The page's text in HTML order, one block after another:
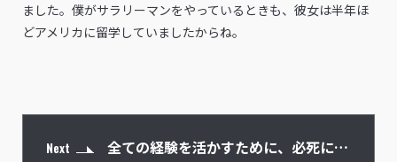
ました。僕がサラリーマンをやっているときも、彼女は半年ほ
どアメリカに留学していましたからね。
Next 全ての経験を活かすために、必死に生